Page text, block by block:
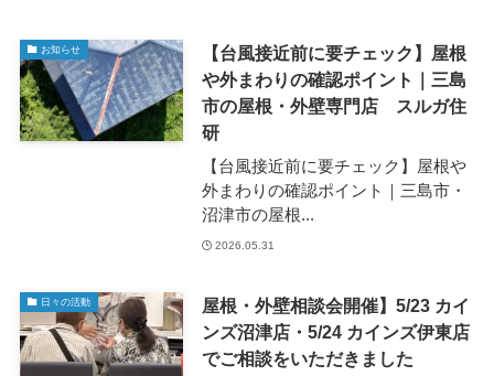
お知らせ
【台風接近前に要チェック】屋根
や外まわりの確認ポイント｜三島
市の屋根・外壁専門店 スルガ住
研
【台風接近前に要チェック】屋根や
外まわりの確認ポイント｜三島市・
沼津市の屋根...
2026.05.31
日々の活動
屋根・外壁相談会開催】5/23 カイ
ンズ沼津店・5/24 カインズ伊東店
でご相談をいただきました